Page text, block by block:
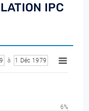
IPC
à 1 Déc 1979
6%